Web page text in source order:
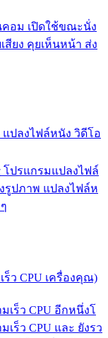
คอม เปิดใช้ขณะนั่ง
สียง คุยเห็นหน้า ส่ง
แปลงไฟล์หนัง วิดีโอ
โปรแกรมแปลงไฟล์
รูปภาพ แปลงไฟล์ห
ร็ว CPU เครื่องคุณ)
เร็ว CPU อีกหนึ่งโ
ร็ว CPU และ ยังรว